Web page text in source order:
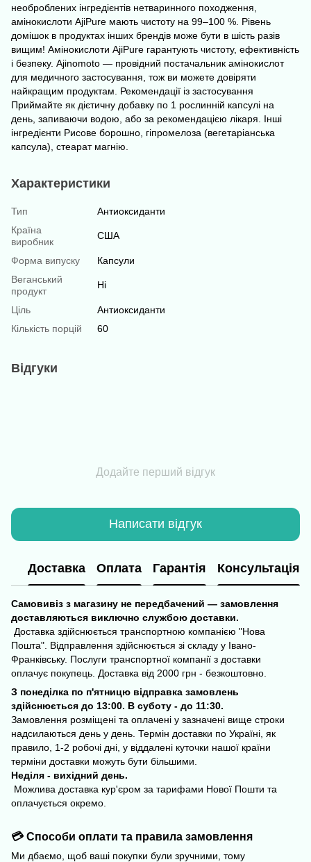
необроблених інгредієнтів нетваринного походження,
амінокислоти AjiPure мають чистоту на 99–100 %. Рівень
домішок в продуктах інших брендів може бути в шість разів
вищим! Амінокислоти AjiPure гарантують чистоту, ефективність
і безпеку. Ajinomoto — провідний постачальник амінокислот
для медичного застосування, тож ви можете довіряти
найкращим продуктам. Рекомендації із застосування
Приймайте як дієтичну добавку по 1 рослинній капсулі на
день, запиваючи водою, або за рекомендацією лікаря. Інші
інгредієнти Рисове борошно, гіпромелоза (вегетаріанська
капсула), стеарат магнію.
Характеристики
Тип
Антиоксиданти
Країна
виробник
США
Форма випуску
Капсули
Веганський
продукт
Ні
Ціль
Антиоксиданти
Кількість порцій
60
Відгуки
Додайте перший відгук
Написати відгук
Доставка Оплата Гарантія Консультація
Самовивіз з магазину не передбачений — замовлення
доставляються виключно службою доставки.
Доставка здійснюється транспортною компанією "Нова
Пошта". Відправлення здійснюється зі складу у Івано-
Франківську. Послуги транспортної компанії з доставки
оплачує покупець. Доставка від 2000 грн - безкоштовно.
З понеділка по п'ятницю відправка замовлень
здійснюється до 13:00. В суботу - до 11:30.
Замовлення розміщені та оплачені у зазначені вище строки
надсилаються день у день. Термін доставки по Україні, як
правило, 1-2 робочі дні, у віддалені куточки нашої країни
терміни доставки можуть бути більшими.
Неділя - вихідний день.
Можлива доставка кур'єром за тарифами Нової Пошти та
оплачується окремо.
💳 Способи оплати та правила замовлення
Ми дбаємо, щоб ваші покупки були зручними, тому